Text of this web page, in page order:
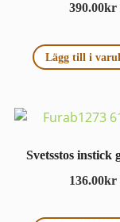
390.00kr
Lägg till i
Svetsstos instick
136.00kr